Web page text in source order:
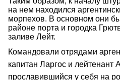
на нем находился
морпехов. В основном они
районе порта и городка
заливе Лейт.
Командовали отрядами
капитан Ларгос и лейтенант
прославившийся у себя на